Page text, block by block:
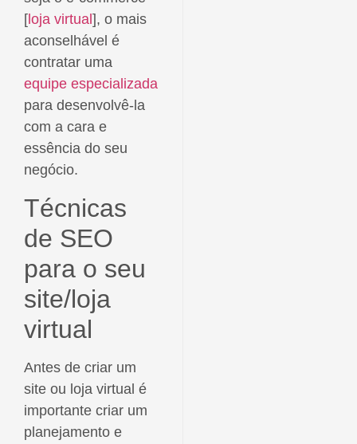
[ loja virtual ], o mais
aconselhável é
contratar uma
equipe especializada
para desenvolvê-la
com a cara e
essência do seu
negócio.
Técnicas
de SEO
para o seu
site/loja
virtual
Antes de criar um
site ou loja virtual é
importante criar um
planejamento e